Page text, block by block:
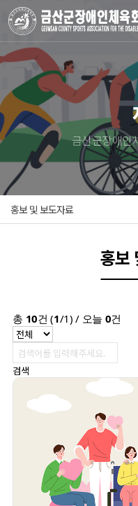
금산군장애인
홍보 및 보도자료
홍보
총 10건 (1 /1) / 오늘 0건
검색